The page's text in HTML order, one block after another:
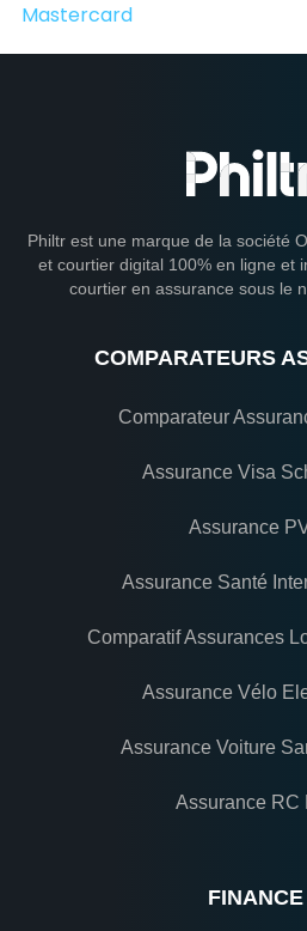
Mastercard
Philtr est une marque de la société
et courtier digital 100% en ligne et
courtier en assurance sous le
COMPARATEURS
Comparateur
Assurance Visa
Assurance
Assurance Santé
Comparatif Assurances
Assurance Vélo
Assurance Voiture
Assurance RC
FINANCE